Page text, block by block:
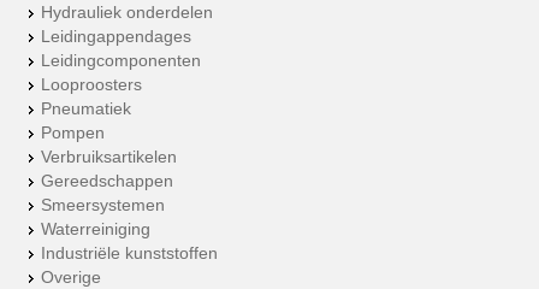
Hydrauliek onderdelen
Leidingappendages
Leidingcomponenten
Looproosters
Pneumatiek
Pompen
Verbruiksartikelen
Gereedschappen
Smeersystemen
Waterreiniging
Industriële kunststoffen
Overige